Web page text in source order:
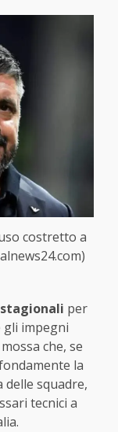
costretto a
per
gli impegni
che, se
la
delle squadre,
tecnici a